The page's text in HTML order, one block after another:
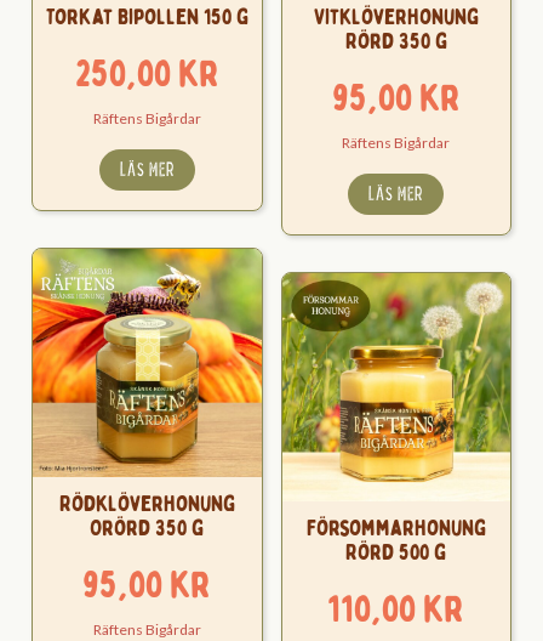
Torkat Bipollen 150 g
250,00kr
Räftens Bigårdar
LÄS MER
Vitklöverhonung
Rörd 350 g
95,00kr
Räftens Bigårdar
LÄS MER
Rödklöverhonung
Orörd 350 g
95,00kr
Räftens Bigårdar
Försommarhonung
Rörd 500 g
110,00kr